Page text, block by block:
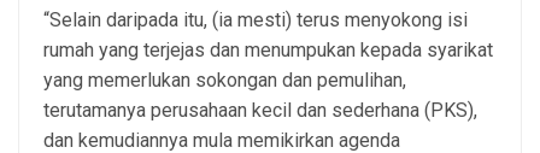
“Selain daripada itu, (ia mesti) terus menyokong isi
rumah yang terjejas dan menumpukan kepada syarikat
yang memerlukan sokongan dan pemulihan,
terutamanya perusahaan kecil dan sederhana (PKS),
dan kemudiannya mula memikirkan agenda